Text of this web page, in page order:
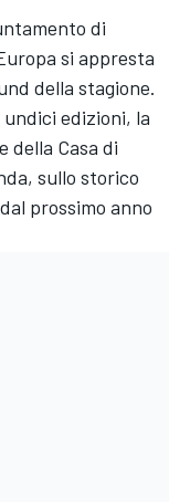
di
si appresta
della stagione.
edizioni, la
della Casa di
sullo storico
prossimo anno